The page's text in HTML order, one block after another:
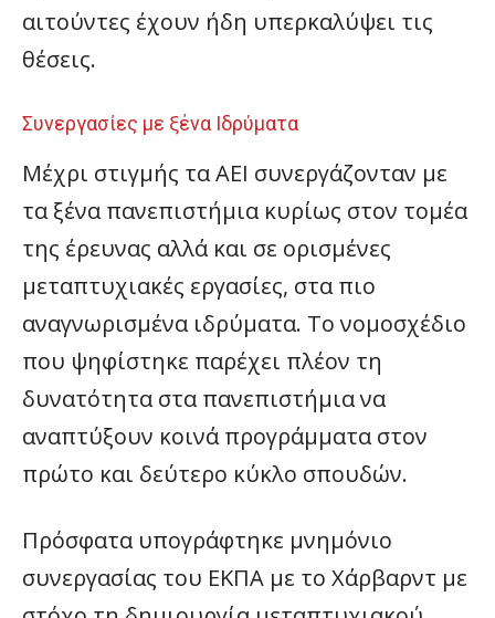
αιτούντες έχουν ήδη υπερκαλύψει τις
θέσεις.
Συνεργασίες με ξένα Ιδρύματα
Μέχρι στιγμής τα ΑΕΙ συνεργάζονταν με
τα ξένα πανεπιστήμια κυρίως στον τομέα
της έρευνας αλλά και σε ορισμένες
μεταπτυχιακές εργασίες, στα πιο
αναγνωρισμένα ιδρύματα. Το νομοσχέδιο
που ψηφίστηκε παρέχει πλέον τη
δυνατότητα στα πανεπιστήμια να
αναπτύξουν κοινά προγράμματα στον
πρώτο και δεύτερο κύκλο σπουδών.
Πρόσφατα υπογράφτηκε μνημόνιο
συνεργασίας του ΕΚΠΑ με το Χάρβαρντ με